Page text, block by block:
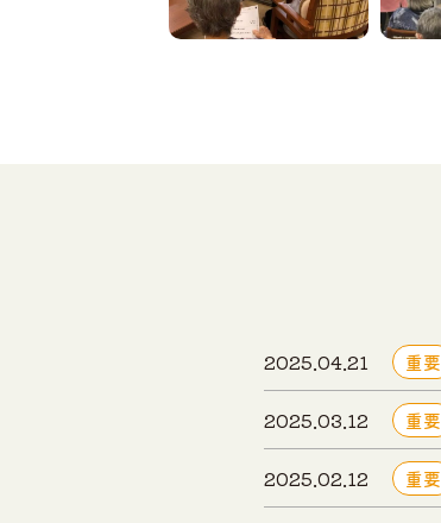
2025.04.21
重要
2025.03.12 重要
2025.02.12 重要